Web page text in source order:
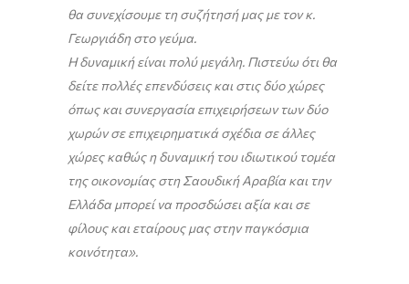
θα συνεχίσουμε τη συζήτησή μας με τον κ.
Γεωργιάδη στο γεύμα.
Η δυναμική είναι πολύ μεγάλη. Πιστεύω ότι θα
δείτε πολλές επενδύσεις και στις δύο χώρες
όπως και συνεργασία επιχειρήσεων των δύο
χωρών σε επιχειρηματικά σχέδια σε άλλες
χώρες καθώς η δυναμική του ιδιωτικού τομέα
της οικονομίας στη Σαουδική Αραβία και την
Ελλάδα μπορεί να προσδώσει αξία και σε
φίλους και εταίρους μας στην παγκόσμια
κοινότητα».